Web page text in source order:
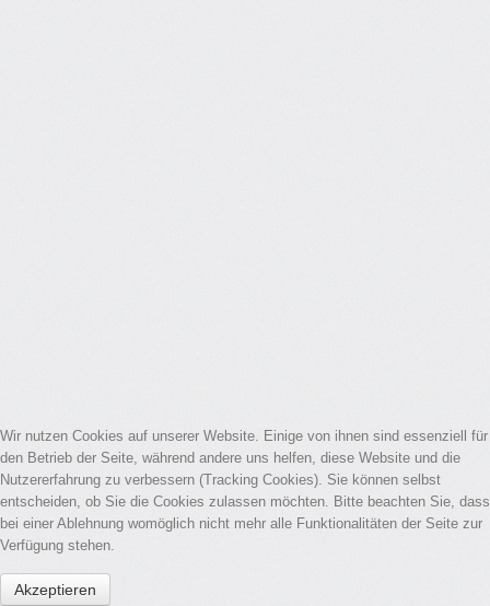
Wir nutzen Cookies auf unserer Website. Einige von ihnen sind essenziell für
den Betrieb der Seite, während andere uns helfen, diese Website und die
Nutzererfahrung zu verbessern (Tracking Cookies). Sie können selbst
entscheiden, ob Sie die Cookies zulassen möchten. Bitte beachten Sie, dass
bei einer Ablehnung womöglich nicht mehr alle Funktionalitäten der Seite zur
Verfügung stehen.
Akzeptieren